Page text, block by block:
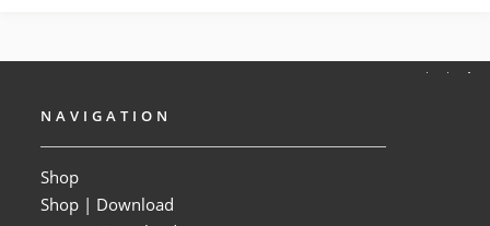
NAVIGATION
Shop
Shop | Download